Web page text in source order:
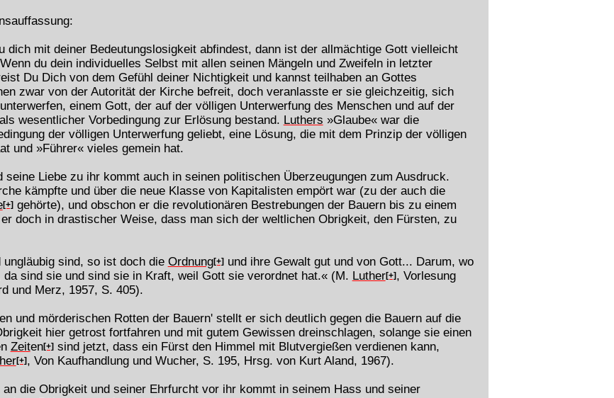
dich mit deiner Bedeutungslosigkeit abfindest, dann ist der allmächtige Gott vielleicht
du dein individuelles Selbst mit allen seinen Mängeln und Zweifeln in letzter
Du Dich von dem Gefühl deiner Nichtigkeit und kannst teilhaben an Gottes
zwar von der Autorität der Kirche befreit, doch veranlasste er sie gleichzeitig, sich
einem Gott, der auf der völligen Unterwerfung des Menschen und auf der
wesentlicher Vorbedingung zur Erlösung bestand. Luthers »Glaube« war die
der völligen Unterwerfung geliebt, eine Lösung, die mit dem Prinzip der völligen
und »Führer« vieles gemein hat.
seine Liebe zu ihr kommt auch in seinen politischen Überzeugungen zum Ausdruck.
kämpfte und über die neue Klasse von Kapitalisten empört war (zu der auch die
[+]gehörte), und obschon er die revolutionären Bestrebungen der Bauern bis zu einem
doch in drastischer Weise, dass man sich der weltlichen Obrigkeit, den Fürsten, zu
sind, so ist doch die Ordnung[+]und ihre Gewalt gut und von Gott... Darum, wo
sind sie und sind sie in Kraft, weil Gott sie verordnet hat.« (M. Luther[+], Vorlesung
und Merz, 1957, S. 405).
und mörderischen Rotten der Bauern' stellt er sich deutlich gegen die Bauern auf die
hier getrost fortfahren und mit gutem Gewissen dreinschlagen, solange sie einen
Zeiten[+]sind jetzt, dass ein Fürst den Himmel mit Blutvergießen verdienen kann,
[+], Von Kaufhandlung und Wucher, S. 195, Hrsg. von Kurt Aland, 1967).
die Obrigkeit und seiner Ehrfurcht vor ihr kommt in seinem Hass und seiner